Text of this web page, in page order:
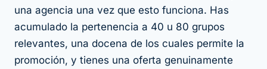
una agencia una vez que esto funciona. Has
acumulado la pertenencia a 40 u 80 grupos
relevantes, una docena de los cuales permite la
promoción, y tienes una oferta genuinamente